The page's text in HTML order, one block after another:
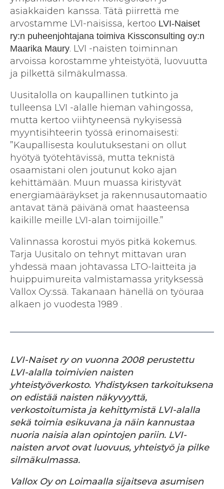
asiakkaiden kanssa. Tätä piirrettä me
arvostamme LVI-naisissa, kertoo LVI-Naiset
ry:n puheenjohtajana toimiva Kissconsulting oy:n
Maarika Maury. LVI -naisten toiminnan
arvoissa korostamme yhteistyötä, luovuutta
ja pilkettä silmäkulmassa.
Uusitalolla on kaupallinen tutkinto ja
tulleensa LVI -alalle hieman vahingossa,
mutta kertoo viihtyneensä nykyisessä
myyntisihteerin työssä erinomaisesti:
”Kaupallisesta koulutuksestani on ollut
hyötyä työtehtävissä, mutta teknistä
osaamistani olen joutunut koko ajan
kehittämään. Muun muassa kiristyvät
energiamääräykset ja rakennusautomaatio
antavat tänä päivänä omat haasteensa
kaikille meille LVI-alan toimijoille.”
Valinnassa korostui myös pitkä kokemus.
Tarja Uusitalo on tehnyt mittavan uran
yhdessä maan johtavassa LTO-laitteita ja
huippuimureita valmistamassa yrityksessä
Vallox Oy:ssä. Takanaan hänellä on työuraa
alkaen jo vuodesta 1989 .
LVI-Naiset ry on vuonna 2008 perustettu
LVI-alalla toimivien naisten
yhteistyöverkosto. Yhdistyksen tarkoituksena
on edistää naisten näkyvyyttä,
verkostoitumista ja kehittymistä LVI-alalla
sekä toimia esikuvana ja näin kannustaa
nuoria naisia alan opintojen pariin. LVI-
naisten arvot ovat luovuus, yhteistyö ja pilke
silmäkulmassa.
Vallox Oy on Loimaalla sijaitseva asumisen